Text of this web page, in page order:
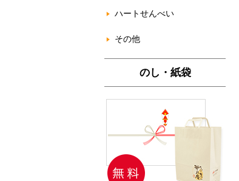
ハートせんべい
その他
のし・紙袋